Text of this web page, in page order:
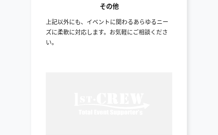
その他
上記以外にも、イベントに関わるあらゆるニー
ズに柔軟に対応します。お気軽にご相談くださ
い。